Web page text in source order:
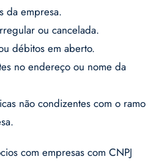
da empresa.
ou cancelada.
débitos em aberto.
no endereço ou nome da
não condizentes com o ramo
com empresas com CNPJ